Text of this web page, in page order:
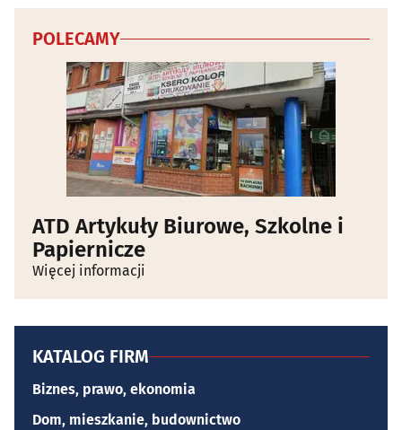
POLECAMY
ATD Artykuły Biurowe, Szkolne i
Papiernicze
Więcej informacji
KATALOG FIRM
Biznes, prawo, ekonomia
Dom, mieszkanie, budownictwo